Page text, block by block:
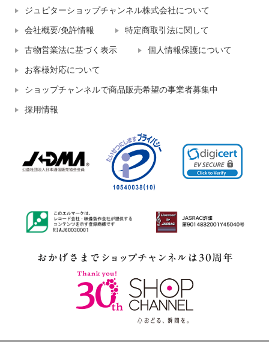
ジュピターショップチャンネル株式会社について
会社概要/免許情報 特定商取引法に関して
古物営業法に基づく表示 個人情報保護について
お客様対応について
ショップチャンネルで商品販売希望の事業者募集中
採用情報